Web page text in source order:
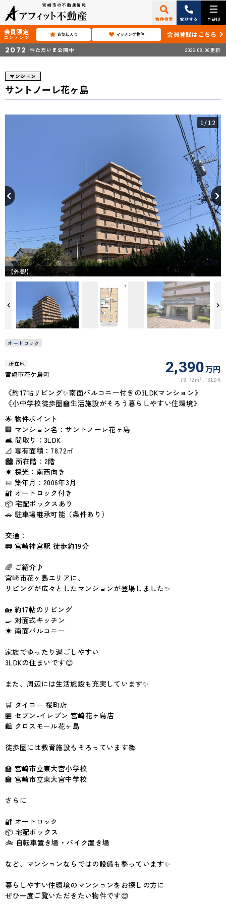
宮崎市の不動産情報
物件検索 電話する MENU
会員限定
コンテンツ お気に入り マッチング物件 会員登録はこちら
2072 件ただいま公開中 2026.08.06更新
マンション
サントノーレ花ヶ島
1/12
【外観】
オートロック
所在地
宮崎市花ケ島町 2,390万円
78.72m² 3LDK
《約17帖リビング✨南面バルコニー付きの3LDKマンション》
《小中学校徒歩圏🏫生活施設がそろう暮らしやすい住環境》
🌟 物件ポイント
🏢 マンション名：サントノーレ花ヶ島
🛋 間取り：3LDK
📐 専有面積：78.72㎡
🏙 所在階：2階
☀ 採光：南西向き
📅 築年月：2006年3月
🔐 オートロック付き
📦 宅配ボックスあり
🚗 駐車場継承可能（条件あり）
交通：
🚃 宮崎神宮駅 徒歩約19分
🌈 ご紹介♪
宮崎市花ヶ島エリアに、
リビングが広々としたマンションが登場しました✨
🏡 約17帖のリビング
🍳 対面式キッチン
☀ 南面バルコニー
家族でゆったり過ごしやすい
3LDKの住まいです😊
また、周辺には生活施設も充実しています✨
🛒 タイヨー 桜町店
🏪 セブン-イレブン 宮崎花ヶ島店
🛍 クロスモール花ヶ島
徒歩圏には教育施設もそろっています📚
🏫 宮崎市立東大宮小学校
🏫 宮崎市立東大宮中学校
さらに
🔐 オートロック
📦 宅配ボックス
🚲 自転車置き場・バイク置き場
など、マンションならではの設備も整っています✨
暮らしやすい住環境のマンションをお探しの方に
ぜひ一度ご覧いただきたい物件です😊